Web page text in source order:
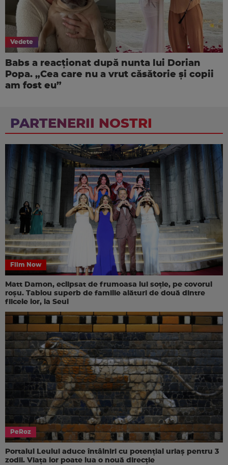
Vedete
Babs a reacționat după nunta lui Dorian
Popa. „Cea care nu a vrut căsătorie și copii
am fost eu”
PARTENERII NOSTRI
Film Now
Matt Damon, eclipsat de frumoasa lui soție, pe covorul
roșu. Tablou superb de familie alături de două dintre
fiicele lor, la Seul
PeRoz
Portalul Leului aduce întâlniri cu potențial uriaș pentru 3
zodii. Viața lor poate lua o nouă direcție